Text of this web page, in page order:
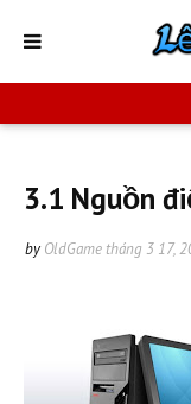
3.1 Nguồn
by OldGame tháng 3 17,